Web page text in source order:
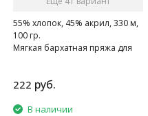
55% хлопок, 45% акрил, 330 м,
100 гр.
Мягкая бархатная пряжа для
222 руб.
В наличии